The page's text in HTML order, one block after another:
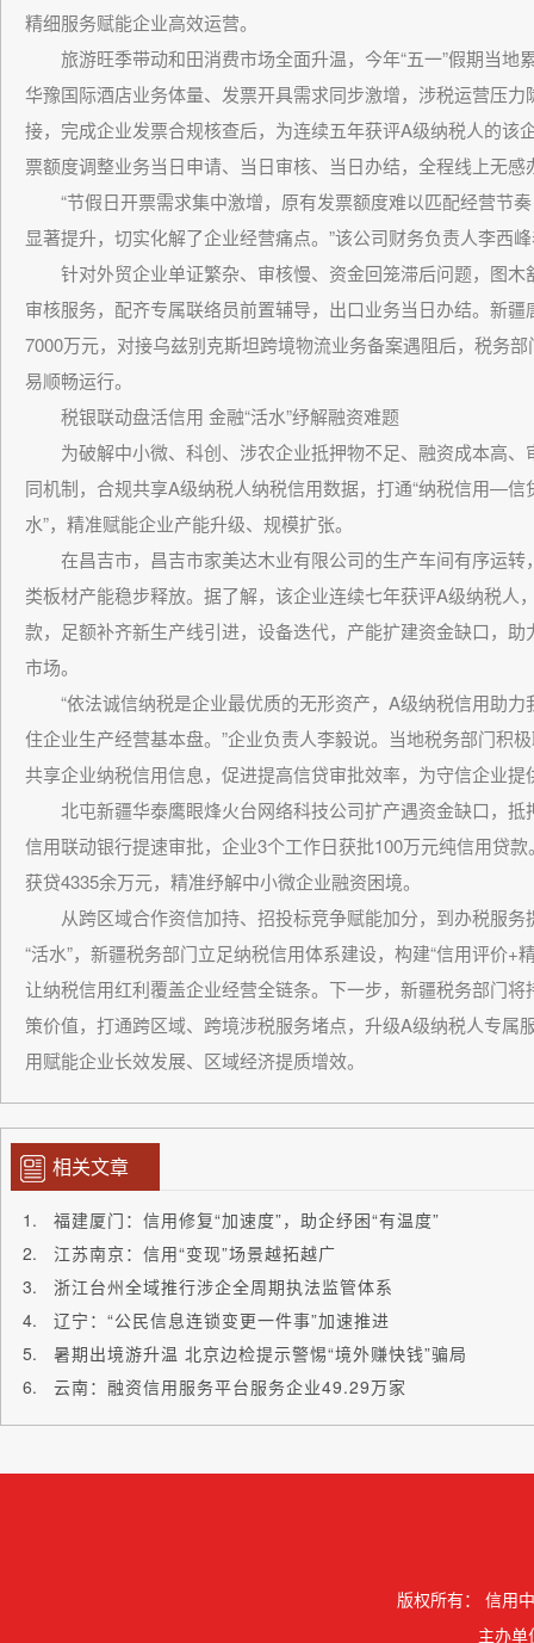
精细服务赋能企业高效运营。
旅游旺季带动和田消费市场全面升温，今年“五一”假期当地
华豫国际酒店业务体量、发票开具需求同步激增，涉税运营压
接，完成企业发票合规核查后，为连续五年获评A级纳税人的
票额度调整业务当日申请、当日审核、当日办结，全程线上无
“节假日开票需求集中激增，原有发票额度难以匹配经营节
显著提升，切实化解了企业经营痛点。”该公司财务负责人李西
针对外贸企业单证繁杂、审核慢、资金回笼滞后问题，图木
审核服务，配齐专属联络员前置辅导，出口业务当日办结。新
7000万元，对接乌兹别克斯坦跨境物流业务备案遇阻后，税务
易顺畅运行。
税银联动盘活信用 金融“活水”纾解融资难题
为破解中小微、科创、涉农企业抵押物不足、融资成本高、
同机制，合规共享A级纳税人纳税信用数据，打通“纳税信用—
水”，精准赋能企业产能升级、规模扩张。
在昌吉市，昌吉市家美达木业有限公司的生产车间有序运转
类板材产能稳步释放。据了解，该企业连续七年获评A级纳税人
款，足额补齐新生产线引进，设备迭代，产能扩建资金缺口，
市场。
“依法诚信纳税是企业最优质的无形资产，A级纳税信用助力
住企业生产经营基本盘。”企业负责人李毅说。当地税务部门积
共享企业纳税信用信息，促进提高信贷审批效率，为守信企业提
北屯新疆华泰鹰眼烽火台网络科技公司扩产遇资金缺口，抵
信用联动银行提速审批，企业3个工作日获批100万元纯信用贷
获贷4335余万元，精准纾解中小微企业融资困境。
从跨区域合作资信加持、招投标竞争赋能加分，到办税服务
“活水”，新疆税务部门立足纳税信用体系建设，构建“信用评价
让纳税信用红利覆盖企业经营全链条。下一步，新疆税务部门
策价值，打通跨区域、跨境涉税服务堵点，升级A级纳税人专
用赋能企业长效发展、区域经济提质增效。
相关文章
福建厦门：信用修复“加速度”，助企纾困“有温度”
江苏南京：信用“变现”场景越拓越广
浙江台州全域推行涉企全周期执法监管体系
辽宁：“公民信息连锁变更一件事”加速推进
暑期出境游升温 北京边检提示警惕“境外赚快钱”骗局
云南：融资信用服务平台服务企业49.29万家
版权所有：
信用
主办